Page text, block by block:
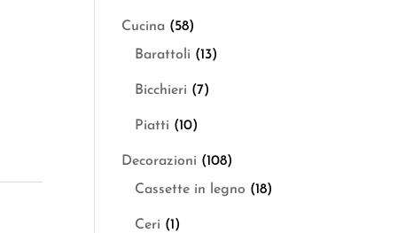
Cucina (58)
Barattoli (13)
Bicchieri (7)
Piatti (10)
Decorazioni (108)
Cassette in legno (18)
Ceri (1)